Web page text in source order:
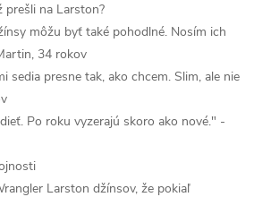
prešli na Larston?
môžu byť také pohodlné. Nosím ich
34 rokov
sedia presne tak, ako chcem. Slim, ale nie
Po roku vyzerajú skoro ako nové." -
Larston džínsov, že pokiaľ